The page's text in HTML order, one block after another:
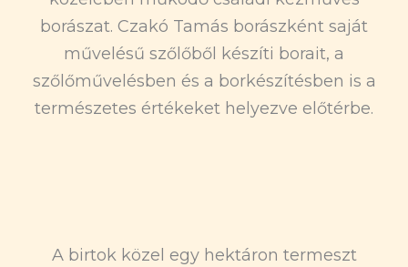
borászat. Czakó Tamás borászként saját
művelésű szőlőből készíti borait, a
szőlőművelésben és a borkészítésben is a
természetes értékeket helyezve előtérbe.
A birtok közel egy hektáron termeszt